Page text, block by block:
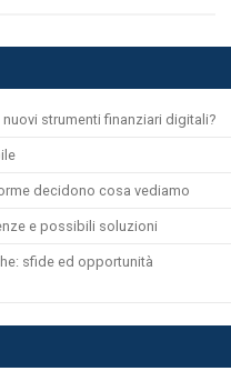
strumenti finanziari digitali?
decidono cosa vediamo
e possibili soluzioni
sfide ed opportunità